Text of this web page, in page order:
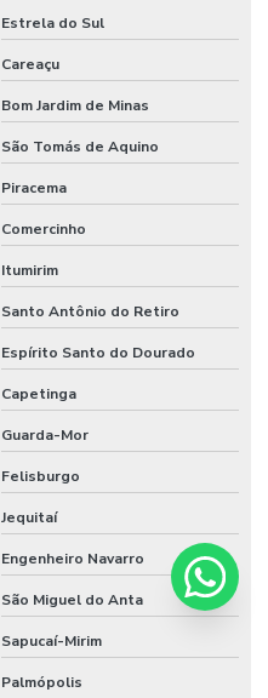
Estrela do Sul
Careaçu
Bom Jardim de Minas
São Tomás de Aquino
Piracema
Comercinho
Itumirim
Santo Antônio do Retiro
Espírito Santo do Dourado
Capetinga
Guarda-Mor
Felisburgo
Jequitaí
Engenheiro Navarro
São Miguel do Anta
Sapucaí-Mirim
Palmópolis